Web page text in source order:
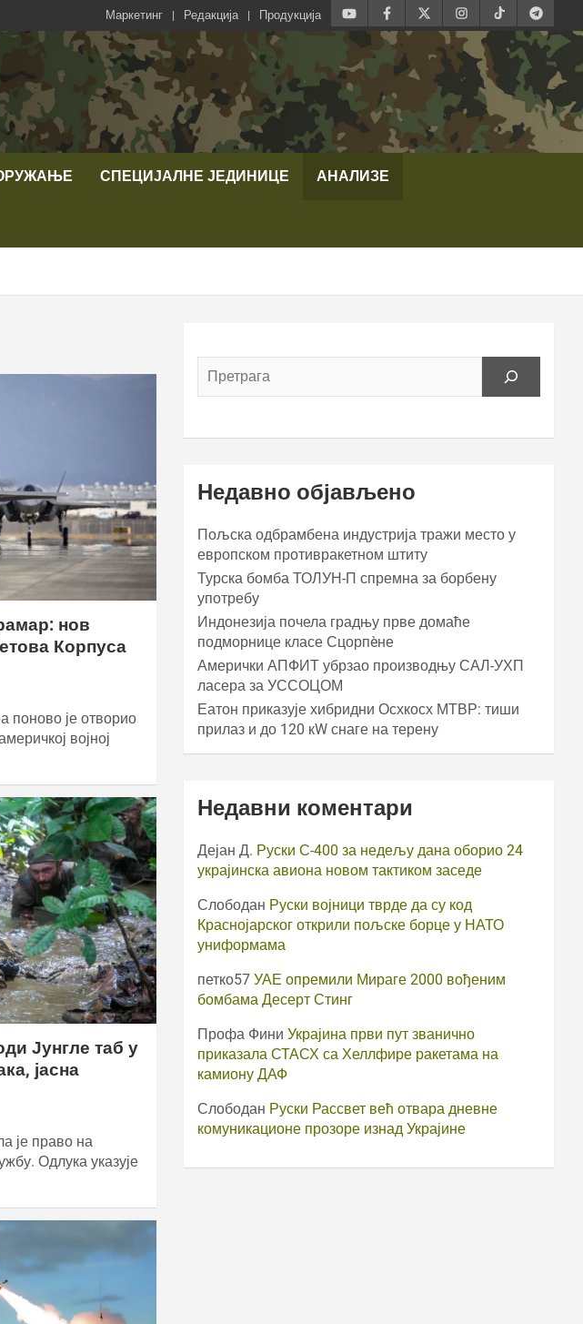
Маркетинг Редакција Продукција
СПЕЦИЈАЛНЕ ЈЕДИНИЦЕ АНАЛИЗЕ
нов
Корпуса
поново је отворио
војној
Јунгле таб у
јасна
је право на
Одлука указује
Недавно објављено
Пољска одбрамбена индустрија тражи место у
европском противракетном штиту
Турска бомба ТОЛУН-П спремна за борбену
употребу
Индонезија почела градњу прве домаће
подморнице класе Сцорпèне
Амерички АПФИТ убрзао производњу САЛ-УХП
ласера за УССОЦОМ
Еатон приказује хибридни Осхкосх МТВР: тиши
прилаз и до 120 кW снаге на терену
Недавни коментари
Дејан Д. Руски С-400 за недељу дана оборио 24
украјинска авиона новом тактиком заседе
Слободан Руски војници тврде да су код
Краснојарског открили пољске борце у НАТО
униформама
петко57 УАЕ опремили Мираге 2000 вођеним
бомбама Десерт Стинг
Профа Фини Украјина први пут званично
приказала СТАСХ са Хеллфире ракетама на
камиону ДАФ
Слободан Руски Рассвет већ отвара дневне
комуникационе прозоре изнад Украјине